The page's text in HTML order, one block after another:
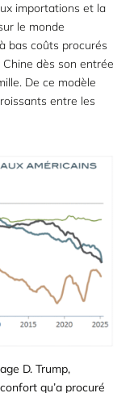
importations et la
le monde
bas coûts procurés
dès son entrée
De ce modèle
entre les
D. Trump,
qu’a procuré